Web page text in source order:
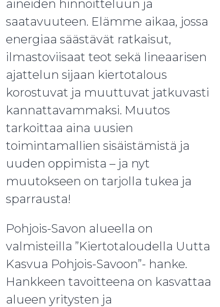
aineiden hinnoitteluun ja
saatavuuteen. Elämme aikaa, jossa
energiaa säästävät ratkaisut,
ilmastoviisaat teot sekä lineaarisen
ajattelun sijaan kiertotalous
korostuvat ja muuttuvat jatkuvasti
kannattavammaksi. Muutos
tarkoittaa aina uusien
toimintamallien sisäistämistä ja
uuden oppimista – ja nyt
muutokseen on tarjolla tukea ja
sparrausta!
Pohjois-Savon alueella on
valmisteilla ”Kiertotaloudella Uutta
Kasvua Pohjois-Savoon”- hanke.
Hankkeen tavoitteena on kasvattaa
alueen yritysten ja